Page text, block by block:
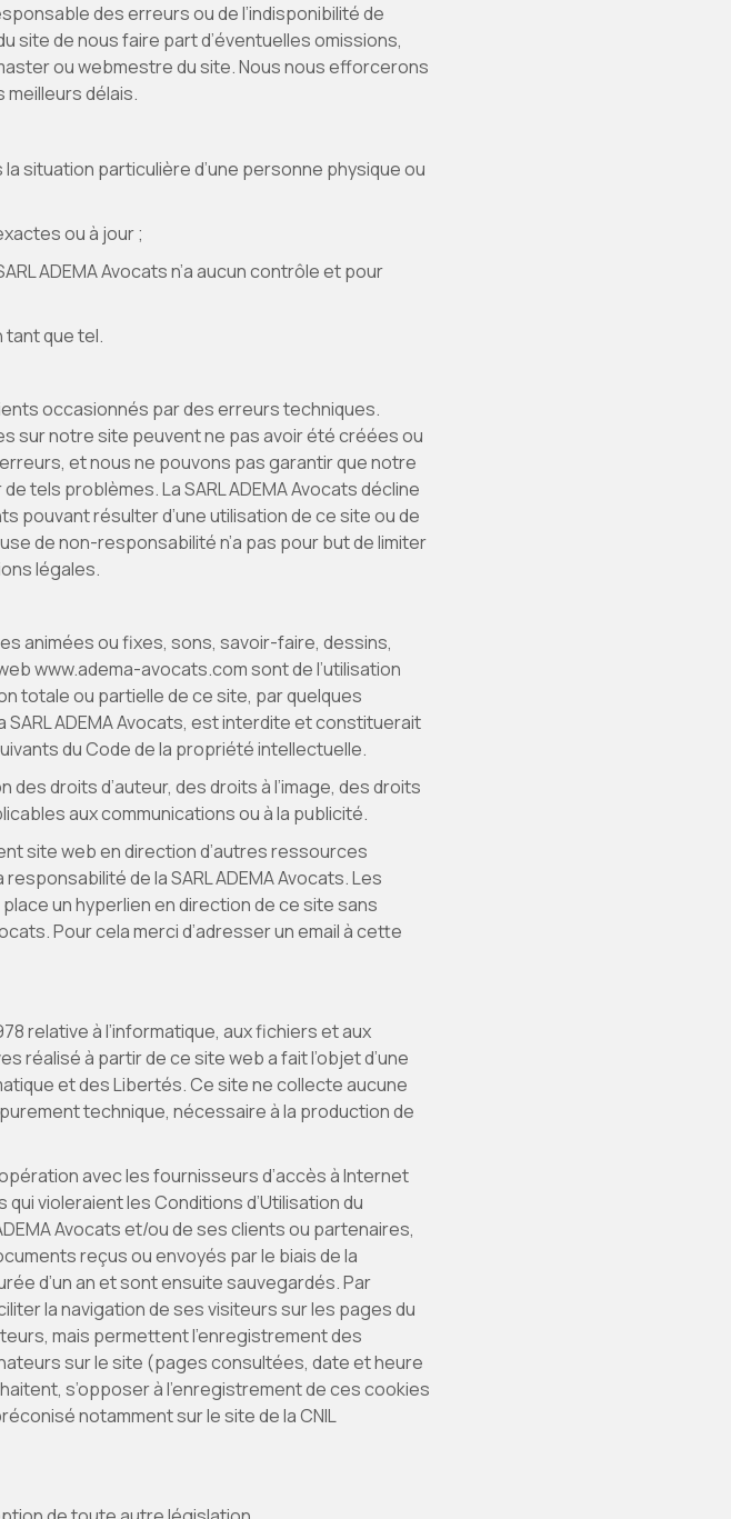
des erreurs ou de l’indisponibilité de
site de nous faire part d’éventuelles omissions,
ou webmestre du site. Nous nous efforcerons
délais.
situation particulière d’une personne physique ou
ou à jour ;
ADEMA Avocats n’a aucun contrôle et pour
tant que tel.
occasionnés par des erreurs techniques.
sur notre site peuvent ne pas avoir été créées ou
et nous ne pouvons pas garantir que notre
tels problèmes. La SARL ADEMA Avocats décline
pouvant résulter d’une utilisation de ce site ou de
de non-responsabilité n’a pas pour but de limiter
légales.
animées ou fixes, sons, savoir-faire, dessins,
www.adema-avocats.com sont de l’utilisation
totale ou partielle de ce site, par quelques
ADEMA Avocats, est interdite et constituerait
du Code de la propriété intellectuelle.
droits d’auteur, des droits à l’image, des droits
aux communications ou à la publicité.
site web en direction d’autres ressources
de la SARL ADEMA Avocats. Les
un hyperlien en direction de ce site sans
Pour cela merci d’adresser un email à cette
relative à l’informatique, aux fichiers et aux
réalisé à partir de ce site web a fait l’objet d’une
et des Libertés. Ce site ne collecte aucune
technique, nécessaire à la production de
avec les fournisseurs d’accès à Internet
violeraient les Conditions d’Utilisation du
Avocats et/ou de ses clients ou partenaires,
reçus ou envoyés par le biais de la
d’un an et sont ensuite sauvegardés. Par
la navigation de ses visiteurs sur les pages du
mais permettent l’enregistrement des
sur le site (pages consultées, date et heure
s’opposer à l’enregistrement de ces cookies
notamment sur le site de la CNIL